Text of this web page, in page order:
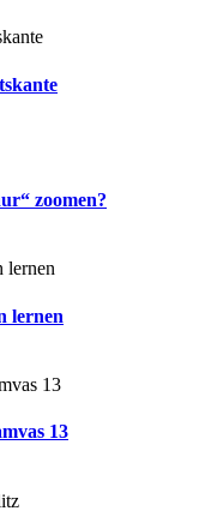
zoomen?
lernen
13